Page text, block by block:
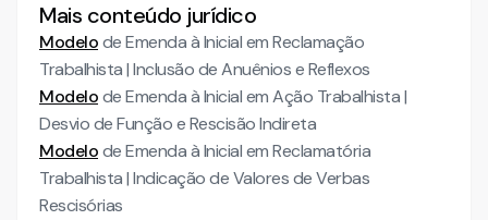
Mais conteúdo jurídico
Modelode Emenda à Inicial em Reclamação
Trabalhista | Inclusão de Anuênios e Reflexos
Modelode Emenda à Inicial em Ação Trabalhista |
Desvio de Função e Rescisão Indireta
Modelode Emenda à Inicial em Reclamatória
Trabalhista | Indicação de Valores de Verbas
Rescisórias